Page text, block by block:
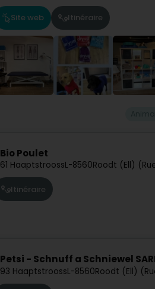
Site web Itinéraire
Bio Poulet
61 HaaptstroossL-8560Roodt (Ell)
Itinéraire
Petsi - Schnuff a Schniewel
93 HaaptstroossL-8560Roodt (Ell)